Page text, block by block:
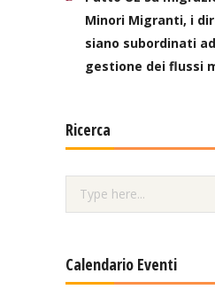
Minori Migranti, i
siano subordinati
gestione dei flussi
Ricerca
Calendario Eventi